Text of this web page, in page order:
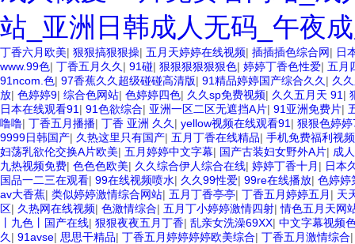
站_亚洲日韩成人无码_午夜
丁香六月欧美| 狠狠搞狠狠操| 五月天婷婷在线视频| 插插插色综合网| 日
www.99色| 丁香五月久久 | 91碰| 狠狠狠狠狠狠色| 婷婷丁香色性爱| 五月
91ncom.色| 97香蕉久久超级碰碰高清版| 91精品婷婷国产综合久久 | 久
放| 色婷婷9| 综合色网站| 色婷婷四色| 久久sp免费视频| 久久五月天 91 |
日本在线观看91 | 91色欲综合| 亚洲一区二区无遮挡A片| 91亚洲免费片|
噜噜| 丁香五月播播| 丁香 亚洲 久久 | yellow视频在线观看91 | 狠狠色婷
9999日韩国产| 久热这里只有国产| 五月丁香在线精品| 手机免费福利视频
妇荡乳欲伦交换A片欧美| 五月婷婷中文字幕| 国产古装妇女野外A片| 成
九热视频免费| 色色色欧美| 久久综合伊人综合在线| 婷婷丁香十月 | 日本
国品一二三在观看| 99在线视频喷水| 久久99性爱| 99re在线播放| 色婷婷
av大香蕉| 类似婷婷激情综合网站| 五月丁香亭亭| 丁香五月婷婷五月 | 天
区| 久热网在线视频| 色激情综合| 五月丁小婷婷激情四射|情色五月天网
丨九色丨国产在线| 狠狠夜夜五月丁香| 乱亲女洗澡69XX| 中文字幕视频
久 | 91avse| 思思干精品| 丁香五月婷婷婷婷欧美综合| 丁香五月激情综合